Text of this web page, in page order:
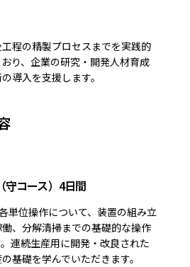
程の精製プロセスまでを実践的
り、企業の研究・開発人材育成
導入を支援します。
守コース）4日間
単位操作について、装置の組み立
、分解清掃までの基礎的な操作
連続生産用に開発・改良された
基礎を学んでいただきます。